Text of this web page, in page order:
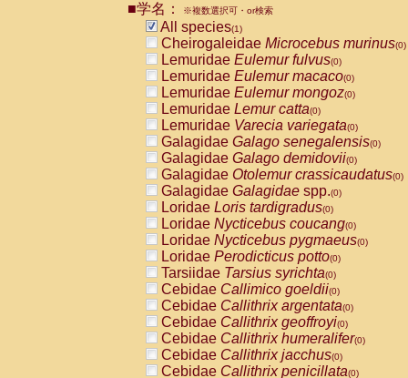
CebidaeCebus nigrivittatus
CebidaeCebus
CebidaeSaimiri boliviensis(0)
CebidaeSaimiri sciureus(0)
AtelidaeAlouatta caraya(0)
AtelidaeAlouatta fusca(0)
AtelidaeAlouatta seniculus
AtelidaeAlouattaspp.(0)
AtelidaeAteles belzebuth(0)
AtelidaeAteles geoffroyi(0)
AtelidaeAteles paniscus(0)
AtelidaeAtelesspp.(0)
Atelidae Lagothrix lagothricha
AtelidaeLagothrix lagothricha cana
PitheciidaeCacajao calvus
PitheciidaeCallicebus cupreus
PitheciidaeCallicebus donacophilus
PitheciidaeCallicebus moloch
PitheciidaeCallicebus torquatus
PitheciidaeCallicebusspp.(0)
PitheciidaeChiropotes satanas(0)
PitheciidaePithecia monachus
PitheciidaePithecia pithecia(0)
■学名： ※複数選択可・or検索
All species(1)
Cheirogaleidae Microcebus murinus(0)
Lemuridae Eulemur fulvus(0)
Lemuridae Eulemur macaco(0)
Lemuridae Eulemur mongoz(0)
Lemuridae Lemur catta(0)
Lemuridae Varecia variegata(0)
Galagidae Galago senegalensis(0)
Galagidae Galago demidovii(0)
Galagidae Otolemur crassicaudatus(0)
Galagidae Galagidae spp.(0)
Loridae Loris tardigradus(0)
Loridae Nycticebus coucang(0)
Loridae Nycticebus pygmaeus(0)
Loridae Perodicticus potto(0)
Tarsiidae Tarsius syrichta(0)
Cebidae Callimico goeldii(0)
Cebidae Callithrix argentata(0)
Cebidae Callithrix geoffroyi(0)
Cebidae Callithrix humeralifer(0)
Cebidae Callithrix jacchus(0)
Cebidae Callithrix penicillata(0)